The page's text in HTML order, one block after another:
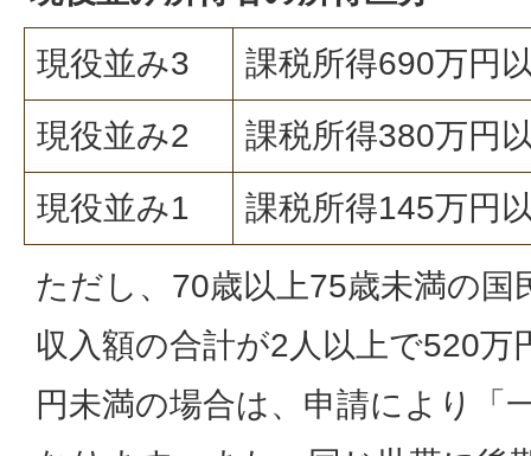
現役並み3
課税所得690万円
現役並み2
課税所得380万円
現役並み1
課税所得145万円
ただし、70歳以上75歳未満の国
収入額の合計が2人以上で520万
円未満の場合は、申請により「